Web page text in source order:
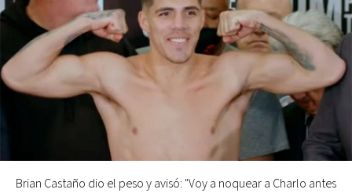
Brian Castaño dio el peso y avisó: "Voy a noquear a Charlo antes